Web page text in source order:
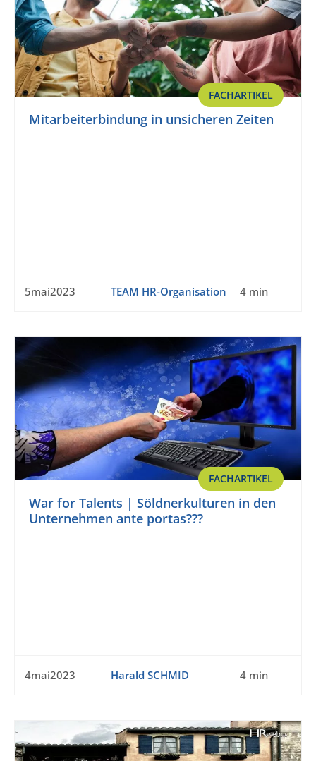
FACHARTIKEL
Mitarbeiterbindung in unsicheren Zeiten
5mai2023 TEAM HR-Organisation 4 min
FACHARTIKEL
War for Talents | Söldnerkulturen in den
Unternehmen ante portas???
4mai2023 Harald SCHMID 4 min